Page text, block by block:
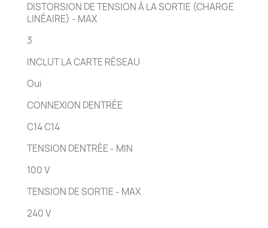
DISTORSION DE TENSION À LA SORTIE (CHARGE
LINÉAIRE) - MAX
3
INCLUT LA CARTE RÉSEAU
Oui
CONNEXION DENTRÉE
C14 C14
TENSION DENTRÉE - MIN
100 V
TENSION DE SORTIE - MAX
240 V